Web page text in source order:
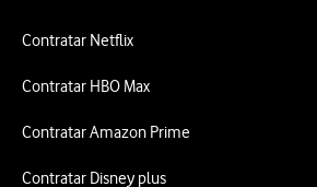
Contratar Netflix
Contratar HBO Max
Contratar Amazon Prime
Contratar Disney plus